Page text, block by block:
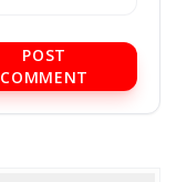
POST
COMMENT